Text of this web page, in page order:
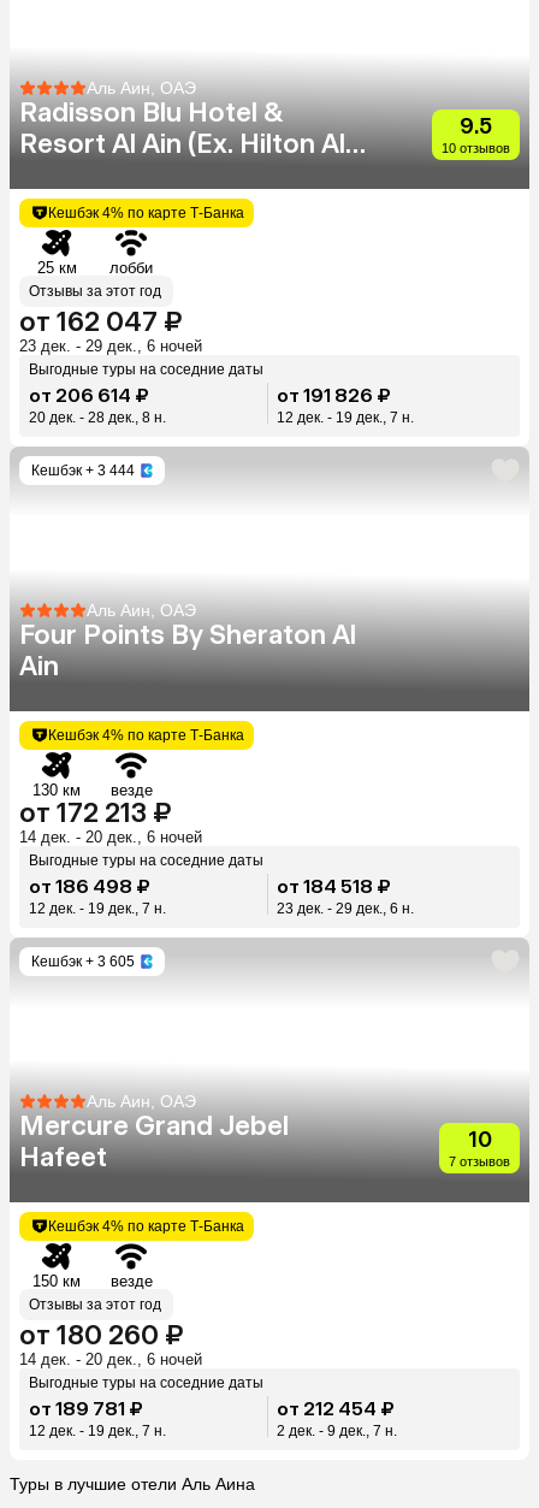
Аль Аин, ОАЭ
Radisson Blu Hotel &
Resort Al Ain (Ex. Hilton Al
9.5
10 отзывов
Кешбэк 4% по карте Т-Банка
25 км лобби
Отзывы за этот год
от 162 047 ₽
23 дек. - 29 дек., 6 ночей
Выгодные туры на соседние даты
от 206 614 ₽
20 дек. - 28 дек., 8 н.
от 191 826 ₽
12 дек. - 19 дек., 7 н.
Кешбэк + 3 444
Аль Аин, ОАЭ
Four Points By Sheraton Al
Ain
Кешбэк 4% по карте Т-Банка
130 км везде
от 172 213 ₽
14 дек. - 20 дек., 6 ночей
Выгодные туры на соседние даты
от 186 498 ₽
12 дек. - 19 дек., 7 н.
от 184 518 ₽
23 дек. - 29 дек., 6 н.
Кешбэк + 3 605
Аль Аин, ОАЭ
Mercure Grand Jebel
Hafeet
10
7 отзывов
Кешбэк 4% по карте Т-Банка
150 км везде
Отзывы за этот год
от 180 260 ₽
14 дек. - 20 дек., 6 ночей
Выгодные туры на соседние даты
от 189 781 ₽
12 дек. - 19 дек., 7 н.
от 212 454 ₽
2 дек. - 9 дек., 7 н.
Туры в лучшие отели Аль Аина